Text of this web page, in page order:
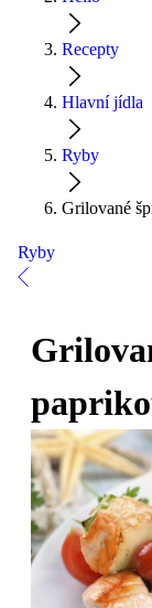
Recepty
Hlavní jídla
Ryby
Grilované
Ryby